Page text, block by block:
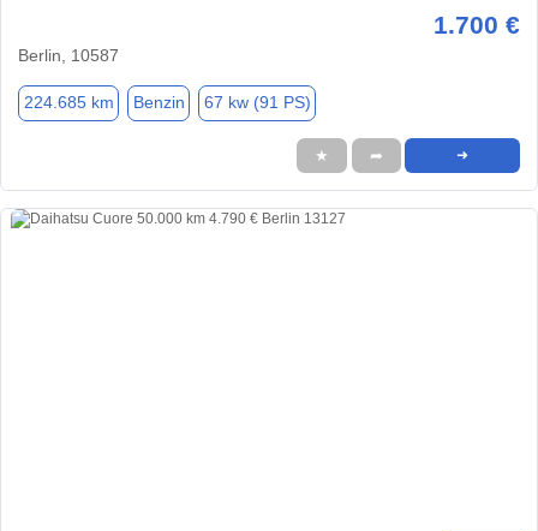
1.700 €
Berlin, 10587
224.685 km Benzin 67 kw (91 PS)
★ ➦ ➜